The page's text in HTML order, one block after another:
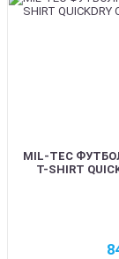
MIL-TEC
T-SHIRT